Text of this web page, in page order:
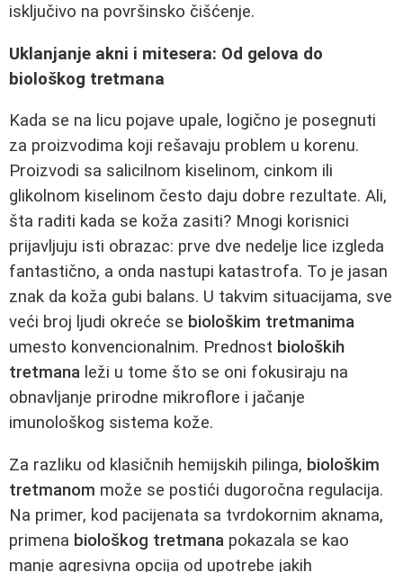
isključivo na površinsko čišćenje.
Uklanjanje akni i mitesera: Od gelova do
biološkog tretmana
Kada se na licu pojave upale, logično je posegnuti
za proizvodima koji rešavaju problem u korenu.
Proizvodi sa salicilnom kiselinom, cinkom ili
glikolnom kiselinom često daju dobre rezultate. Ali,
šta raditi kada se koža zasiti? Mnogi korisnici
prijavljuju isti obrazac: prve dve nedelje lice izgleda
fantastično, a onda nastupi katastrofa. To je jasan
znak da koža gubi balans. U takvim situacijama, sve
veći broj ljudi okreće se biološkim tretmanima
umesto konvencionalnim. Prednost bioloških
tretmana leži u tome što se oni fokusiraju na
obnavljanje prirodne mikroflore i jačanje
imunološkog sistema kože.
Za razliku od klasičnih hemijskih pilinga, biološkim
tretmanom može se postići dugoročna regulacija.
Na primer, kod pacijenata sa tvrdokornim aknama,
primena biološkog tretmana pokazala se kao
manje agresivna opcija od upotrebe jakih